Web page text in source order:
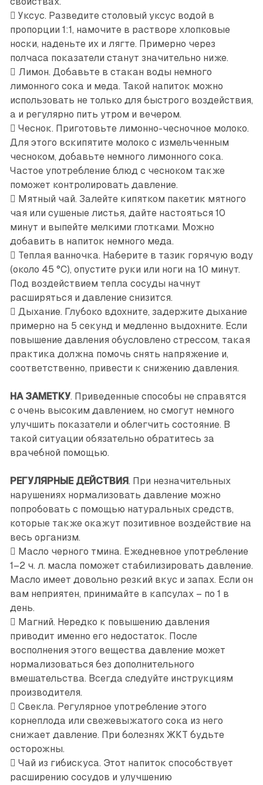
 Уксус. Разведите столовый уксус водой в
пропорции 1:1, намочите в растворе хлопковые
носки, наденьте их и лягте. Примерно через
полчаса показатели станут значительно ниже.
 Лимон. Добавьте в стакан воды немного
лимонного сока и меда. Такой напиток можно
использовать не только для быстрого воздействия,
а и регулярно пить утром и вечером.
 Чеснок. Приготовьте лимонно-чесночное молоко.
Для этого вскипятите молоко с измельченным
чесноком, добавьте немного лимонного сока.
Частое употребление блюд с чесноком также
поможет контролировать давление.
 Мятный чай. Залейте кипятком пакетик мятного
чая или сушеные листья, дайте настояться 10
минут и выпейте мелкими глотками. Можно
добавить в напиток немного меда.
 Теплая ванночка. Наберите в тазик горячую воду
(около 45 °С), опустите руки или ноги на 10 минут.
Под воздействием тепла сосуды начнут
расширяться и давление снизится.
 Дыхание. Глубоко вдохните, задержите дыхание
примерно на 5 секунд и медленно выдохните. Если
повышение давления обусловлено стрессом, такая
практика должна помочь снять напряжение и,
соответственно, привести к снижению давления.
НА ЗАМЕТКУ. Приведенные способы не справятся
с очень высоким давлением, но смогут немного
улучшить показатели и облегчить состояние. В
такой ситуации обязательно обратитесь за
врачебной помощью.
РЕГУЛЯРНЫЕ ДЕЙСТВИЯ. При незначительных
нарушениях нормализовать давление можно
попробовать с помощью натуральных средств,
которые также окажут позитивное воздействие на
весь организм.
 Масло черного тмина. Ежедневное употребление
1–2 ч. л. масла поможет стабилизировать давление.
Масло имеет довольно резкий вкус и запах. Если он
вам неприятен, принимайте в капсулах – по 1 в
день.
 Магний. Нередко к повышению давления
приводит именно его недостаток. После
восполнения этого вещества давление может
нормализоваться без дополнительного
вмешательства. Всегда следуйте инструкциям
производителя.
 Свекла. Регулярное употребление этого
корнеплода или свежевыжатого сока из него
снижает давление. При болезнях ЖКТ будьте
осторожны.
 Чай из гибискуса. Этот напиток способствует
расширению сосудов и улучшению